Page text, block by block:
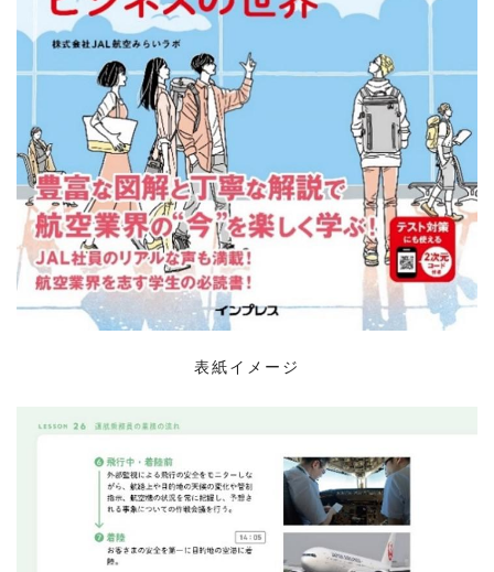
表紙イメージ